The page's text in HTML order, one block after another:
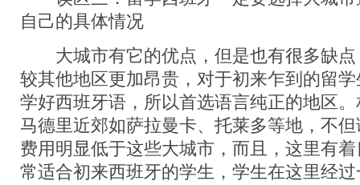
自己的具体情况
大城市有它的优点，但是也有很多缺点
较其他地区更加昂贵，对于初来乍到的留
学好西班牙语，所以首选语言纯正的地区
马德里近郊如萨拉曼卡、托莱多等地，不
费用明显低于这些大城市，而且，这里有
常适合初来西班牙的学生，学生在这里经